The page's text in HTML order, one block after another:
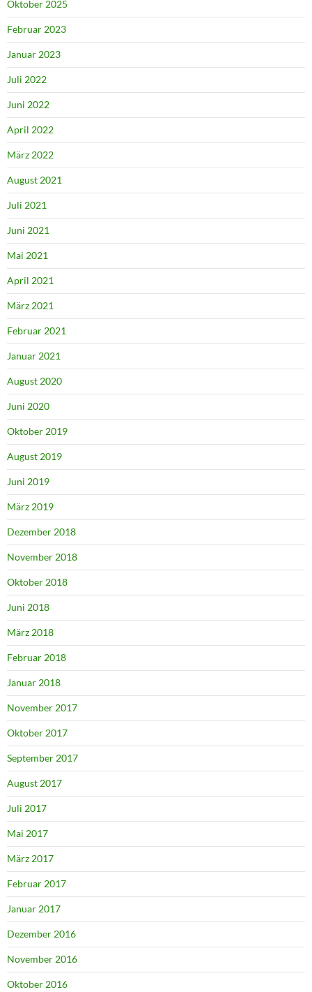
Oktober 2025
Februar 2023
Januar 2023
Juli 2022
Juni 2022
April 2022
März 2022
August 2021
Juli 2021
Juni 2021
Mai 2021
April 2021
März 2021
Februar 2021
Januar 2021
August 2020
Juni 2020
Oktober 2019
August 2019
Juni 2019
März 2019
Dezember 2018
November 2018
Oktober 2018
Juni 2018
März 2018
Februar 2018
Januar 2018
November 2017
Oktober 2017
September 2017
August 2017
Juli 2017
Mai 2017
März 2017
Februar 2017
Januar 2017
Dezember 2016
November 2016
Oktober 2016